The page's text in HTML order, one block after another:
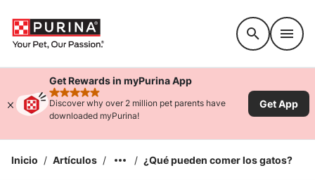
Get Rewards in myPurina App
rated 4.9 stars
Discover why over 2 million pet parents have
downloaded myPurina!
Get App
Inicio / Artículos / / ¿Qué pueden comer los gatos?